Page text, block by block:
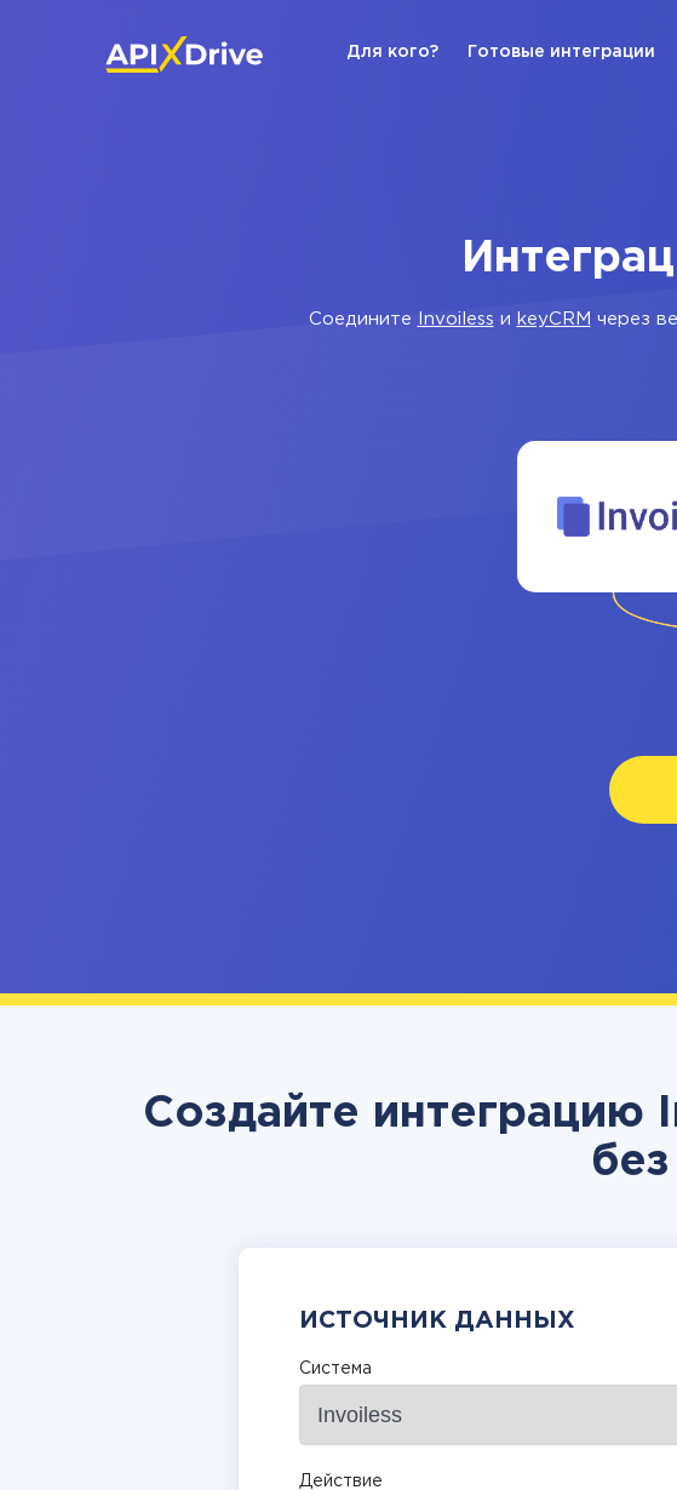
Для кого? Готовые интеграции
Соедините Invoiless и keyCRM через
Создайте интеграцию
ИСТОЧНИК ДАННЫХ
Система
Действие